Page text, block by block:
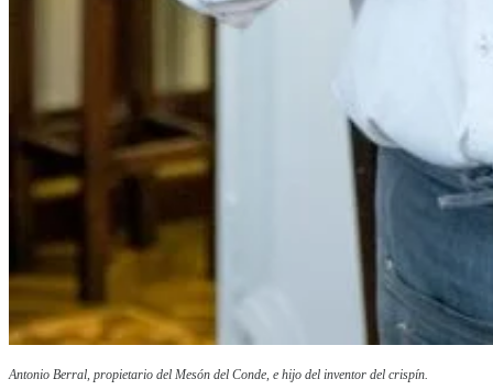
Antonio Berral, propietario del Mesón del Conde, e hijo del inventor del crispín.